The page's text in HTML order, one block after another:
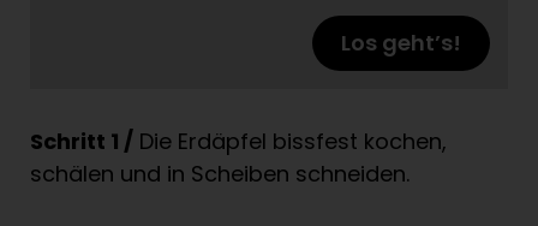
Los geht’s!
Schritt 1 / Die Erdäpfel bissfest kochen,
schälen und in Scheiben schneiden.